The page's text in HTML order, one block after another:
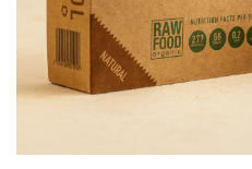
HEALTHY SNACKS
SUPERALIMENTE
LACTATE
BACANIE